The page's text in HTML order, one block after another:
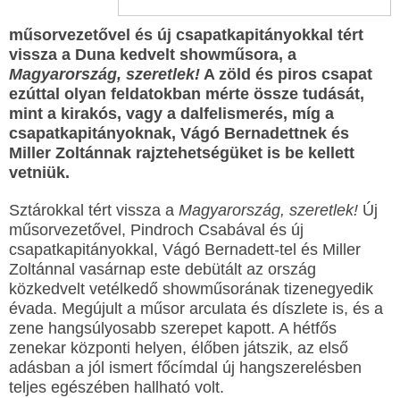
műsorvezetővel és új csapatkapitányokkal tért
vissza a Duna kedvelt showműsora, a
Magyarország, szeretlek! A zöld és piros csapat
ezúttal olyan feldatokban mérte össze tudását,
mint a kirakós, vagy a dalfelismerés, míg a
csapatkapitányoknak, Vágó Bernadettnek és
Miller Zoltánnak rajztehetségüket is be kellett
vetniük.
Sztárokkal tért vissza a Magyarország, szeretlek! Új
műsorvezetővel, Pindroch Csabával és új
csapatkapitányokkal, Vágó Bernadett-tel és Miller
Zoltánnal vasárnap este debütált az ország
közkedvelt vetélkedő showműsorának tizenegyedik
évada. Megújult a műsor arculata és díszlete is, és a
zene hangsúlyosabb szerepet kapott. A hétfős
zenekar központi helyen, élőben játszik, az első
adásban a jól ismert főcímdal új hangszerelésben
teljes egészében hallható volt.